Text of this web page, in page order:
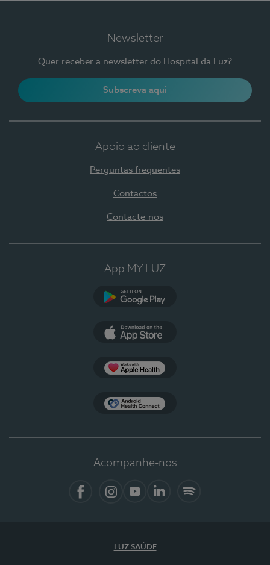
Newsletter
Quer receber a newsletter do Hospital da Luz?
Subscreva aqui
Apoio ao cliente
Perguntas frequentes
Contactos
Contacte-nos
App MY LUZ
Acompanhe-nos
LUZ SAÚDE